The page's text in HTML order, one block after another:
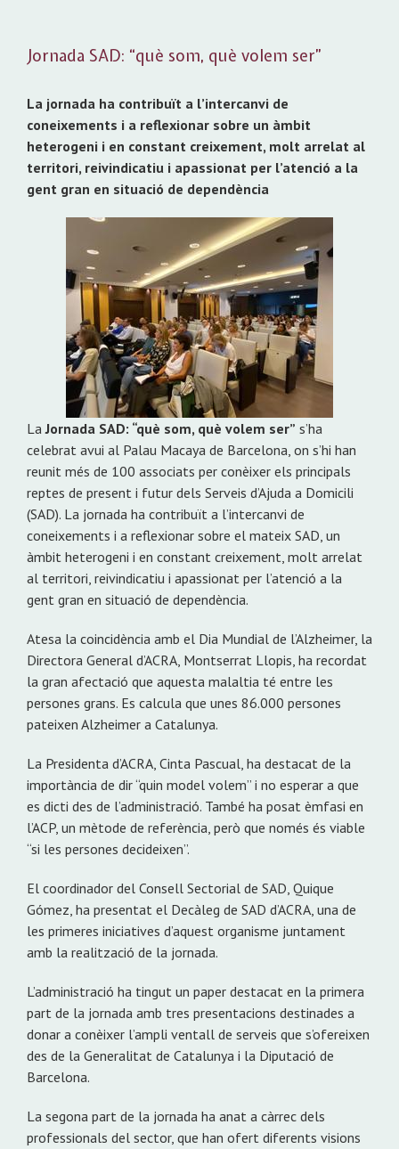
Jornada SAD: “què som, què volem ser”
La jornada ha contribuït a l’intercanvi de
coneixements i a reflexionar sobre un àmbit
heterogeni i en constant creixement, molt arrelat al
territori, reivindicatiu i apassionat per l’atenció a la
gent gran en situació de dependència
LaJornada SAD: “què som, què volem ser” s’ha
celebrat avui al Palau Macaya de Barcelona, on s’hi han
reunit més de 100 associats per conèixer els principals
reptes de present i futur dels Serveis d’Ajuda a Domicili
(SAD). La jornada ha contribuït a l’intercanvi de
coneixements i a reflexionar sobre el mateix SAD, un
àmbit heterogeni i en constant creixement, molt arrelat
al territori, reivindicatiu i apassionat per l’atenció a la
gent gran en situació de dependència.
Atesa la coincidència amb el Dia Mundial de l’Alzheimer, la
Directora General d’ACRA, Montserrat Llopis, ha recordat
la gran afectació que aquesta malaltia té entre les
persones grans. Es calcula que unes 86.000 persones
pateixen Alzheimer a Catalunya.
La Presidenta d’ACRA, Cinta Pascual, ha destacat de la
importància de dir “quin model volem” i no esperar a que
es dicti des de l’administració. També ha posat èmfasi en
l’ACP, un mètode de referència, però que només és viable
“si les persones decideixen”.
El coordinador del Consell Sectorial de SAD, Quique
Gómez, ha presentat el Decàleg de SAD d’ACRA, una de
les primeres iniciatives d’aquest organisme juntament
amb la realització de la jornada.
L’administració ha tingut un paper destacat en la primera
part de la jornada amb tres presentacions destinades a
donar a conèixer l’ampli ventall de serveis que s’ofereixen
des de la Generalitat de Catalunya i la Diputació de
Barcelona.
La segona part de la jornada ha anat a càrrec dels
professionals del sector, que han ofert diferents visions